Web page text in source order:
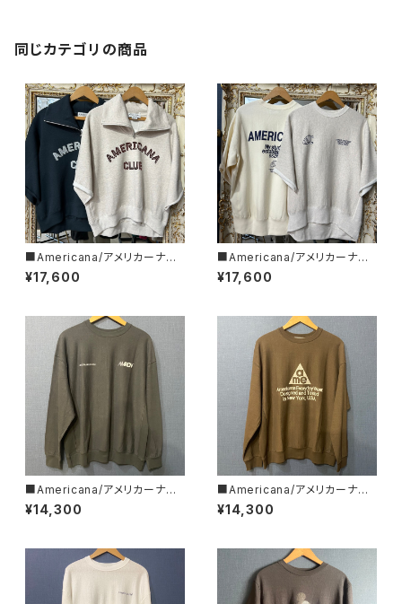
同じカテゴリの商品
■Americana/アメリカーナ■
クロップド・ハーフZIPスウェット
■BRF-801A/2■
¥17,600
■Americana/アメリカーナ■
カットオフ・リバースウィーブ ■
BRF-802A/2■
¥17,600
■Americana/アメリカーナ■
リバースウィーブ L/S T■BRF-
752A/2■
¥14,300
■Americana/アメリカーナ■
リバースウィーブ L/S T■BRF-
752A/３■
¥14,300